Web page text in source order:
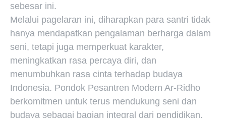
sebesar ini.
Melalui pagelaran ini, diharapkan para santri tidak
hanya mendapatkan pengalaman berharga dalam
seni, tetapi juga memperkuat karakter,
meningkatkan rasa percaya diri, dan
menumbuhkan rasa cinta terhadap budaya
Indonesia. Pondok Pesantren Modern Ar-Ridho
berkomitmen untuk terus mendukung seni dan
budaya sebagai bagian integral dari pendidikan,